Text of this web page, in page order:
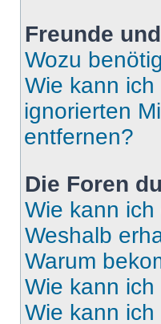
Freunde
Wozu
Wie kann
ignorierten
entfernen?
Die Foren
Wie kann
Weshalb
Warum
Wie kann
Wie kann